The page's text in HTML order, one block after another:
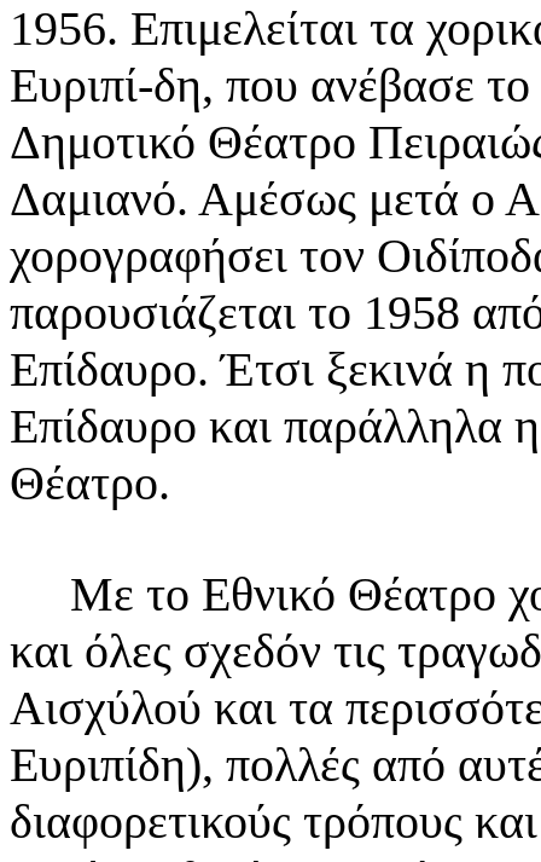
1956. Επιμελείται τα
Ευριπί-δη, που ανέβασε
Δημοτικό Θέατρο
Δαμιανό. Αμέσως μετά ο
χορογραφήσει τον
παρουσιάζεται το 1958
Επίδαυρο. Έτσι ξεκινά η
Επίδαυρο και παράλληλα
Θέατρο.
Με το Εθνικό Θέατρο
και όλες σχεδόν τις
Αισχύλού και τα
Ευριπίδη), πολλές από
διαφορετικούς τρόπους